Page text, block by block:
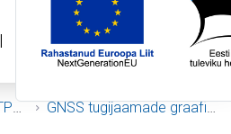
GNSS tugijaamade graafikud